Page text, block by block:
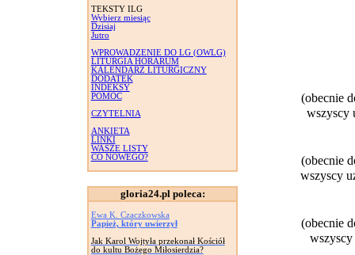
TEKSTY ILG
Wybierz miesiąc
Dzisiaj
Jutro
WPROWADZENIE DO LG (OWLG)
LITURGIA HORARUM
KALENDARZ LITURGICZNY
DODATEK
INDEKSY
POMOC
CZYTELNIA
ANKIETA
LINKI
WASZE LISTY
CO NOWEGO?
gloria24.pl poleca:
Ewa K. Czaczkowska
Papież, który uwierzył
Jak Karol Wojtyła przekonał Kościół
do kultu Bożego Miłosierdzia?
(obecnie
wszyscy
(obecnie
wszyscy
(obecnie